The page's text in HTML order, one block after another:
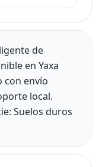
de
en Yaxa
envío
local.
Suelos duros